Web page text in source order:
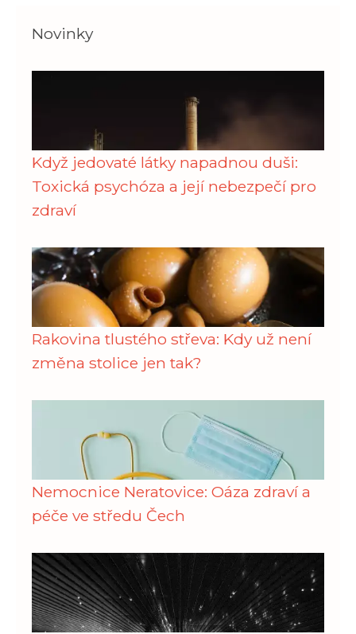
Novinky
Když jedovaté látky napadnou duši:
Toxická psychóza a její nebezpečí pro
zdraví
Rakovina tlustého střeva: Kdy už není
změna stolice jen tak?
Nemocnice Neratovice: Oáza zdraví a
péče ve středu Čech